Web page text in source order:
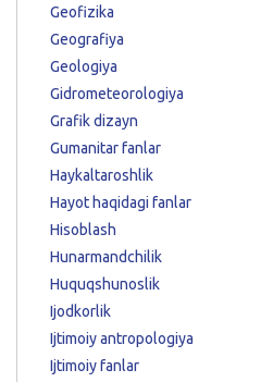
Geofizika
Geografiya
Geologiya
Gidrometeorologiya
Grafik dizayn
Gumanitar fanlar
Haykaltaroshlik
Hayot haqidagi fanlar
Hisoblash
Hunarmandchilik
Huquqshunoslik
Ijodkorlik
Ijtimoiy antropologiya
Ijtimoiy fanlar